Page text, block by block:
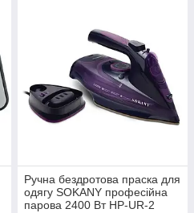
Ручна бездротова праска для
одягу SOKANY професійна
парова 2400 Вт HP-UR-2